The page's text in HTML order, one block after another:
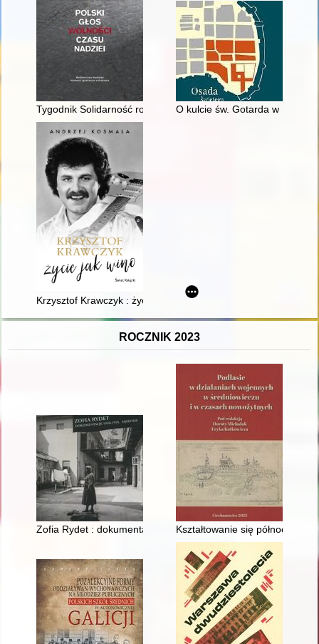
Tygodnik Solidarność rocznik 1981 : polski głos wolności
O kulcie św. Gotarda w Polsce
Krzysztof Krawczyk : życie jak wino
ROCZNIK 2023
Zofia Rydet : dokumentacje 1950-1978 : sądeckie
Kształtowanie się północnego